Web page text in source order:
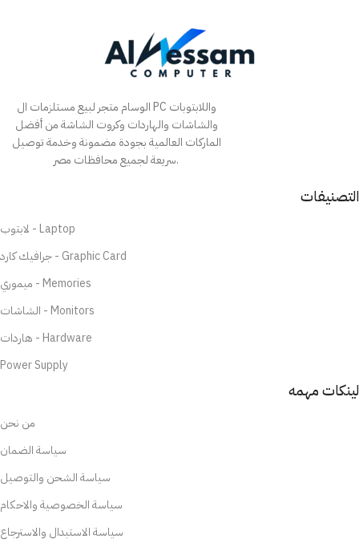
الوسام متجر لبيع مستلزمات ال PC واللابتوبات
والشاشات والهاردات وكروت الشاشة من أفضل
الماركات العالمية بجودة مضمونة وخدمة توصيل
سريعة لجميع محافظات مصر.
التصنيفات
لابتوب - Laptop
جرافيك كارد - Graphic Card
ميموري - Memories
الشاشات - Monitors
هاردات - Hardware
Power Supply
لينكات مهمه
من نحن
سياسة الضمان
سياسة الشحن والتوصيل
سياسة الخصوصية والاحكام
سياسة الاستبدال والاسترجاع